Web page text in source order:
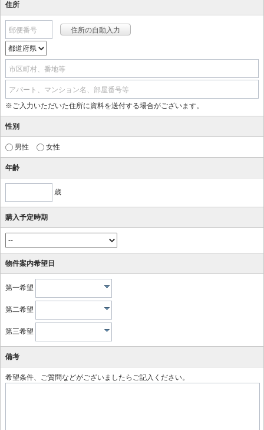
住所
郵便番号
市区町村、番地等
アパート、マンション名、部屋番号等
※ご入力いただいた住所に資料を送付する場合がございます。
性別
男性 女性
年齢
歳
購入予定時期
物件案内希望日
第一希望
第二希望
第三希望
備考
希望条件、ご質問などがございましたらご記入ください。